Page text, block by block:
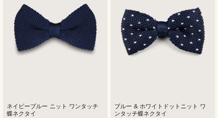
ネイビーブルー ニット ワンタッチ
蝶ネクタイ
ブルー & ホワイトドットニット ワ
ンタッチ蝶ネクタイ